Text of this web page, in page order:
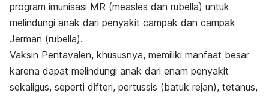
program imunisasi MR (measles dan rubella) untuk
melindungi anak dari penyakit campak dan campak
Jerman (rubella).
Vaksin Pentavalen, khususnya, memiliki manfaat besar
karena dapat melindungi anak dari enam penyakit
sekaligus, seperti difteri, pertussis (batuk rejan), tetanus,